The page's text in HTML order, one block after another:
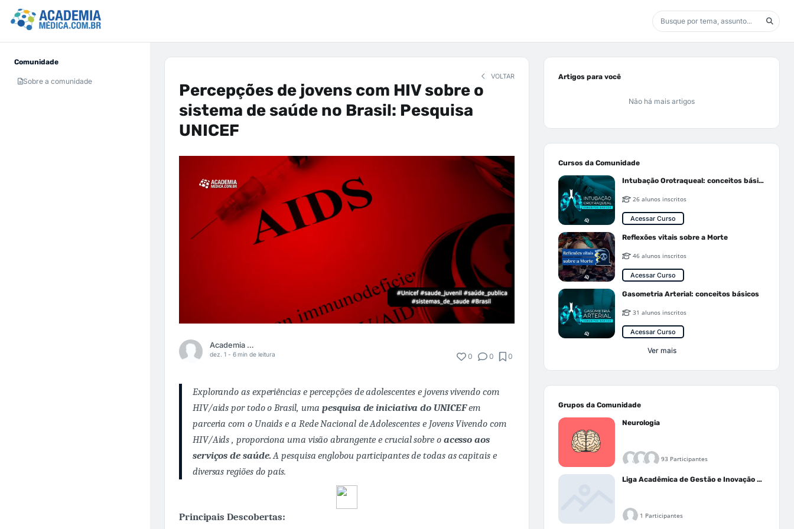
Comunidade
Sobre a comunidade
VOLTAR
Percepções de jovens com HIV sobre o
sistema de saúde no Brasil: Pesquisa
UNICEF
Academia Médica
dez. 1 - 6 min de leitura 0 0 0
Explorando as experiências e percepções de adolescentes e jovens vivendo com
HIV/aids por todo o Brasil, umapesquisa de iniciativa do UNICEFem
parceria com o Unaids e a Rede Nacional de Adolescentes e Jovens Vivendo com
HIV/Aids , proporciona uma visão abrangente e crucial sobre o acesso aos
serviços de saúde.A pesquisa englobou participantes de todas as capitais e
diversas regiões do país.
Principais Descobertas:
Artigos para você
Não há mais artigos
Cursos da Comunidade
Intubação Orotraqueal: conceitos básicos
26 alunos inscritos
Acessar Curso
Reflexões vitais sobre a Morte
46 alunos inscritos
Acessar Curso
Gasometria Arterial: conceitos básicos
31 alunos inscritos
Acessar Curso
Ver mais
Grupos da Comunidade
Neurologia
93 Participantes
Liga Acadêmica de Gestão e Inovação Médica - LAGIM
1 Participantes